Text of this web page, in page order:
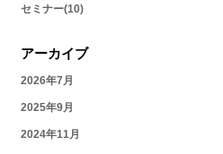
セミナー(10)
アーカイブ
2026年7月
2025年9月
2024年11月